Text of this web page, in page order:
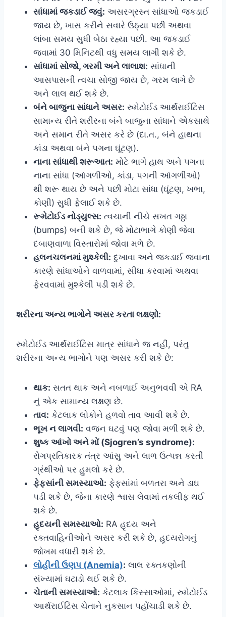
સાંધામાં જકડાઈ જવું: અસરગ્રસ્ત સાંધાઓ જકડાઈ
જાય છે, ખાસ કરીને સવારે ઉઠ્યા પછી અથવા
લાંબા સમય સુધી બેઠા રહ્યા પછી. આ જકડાઈ
જવામાં 30 મિનિટથી વધુ સમય લાગી શકે છે.
સાંધામાં સોજો, ગરમી અને લાલાશ: સાંધાની
આસપાસની ત્વચા સોજી જાય છે, ગરમ લાગે છે
અને લાલ થઈ શકે છે.
બંને બાજુના સાંધાને અસર: રુમેટોઈડ આર્થરાઈટિસ
સામાન્ય રીતે શરીરના બંને બાજુના સાંધાને એકસાથે
અને સમાન રીતે અસર કરે છે (દા.ત., બંને હાથના
કાંડા અથવા બંને પગના ઘૂંટણ).
નાના સાંધાથી શરૂઆત: મોટે ભાગે હાથ અને પગના
નાના સાંધા (આંગળીઓ, કાંડા, પગની આંગળીઓ)
થી શરૂ થાય છે અને પછી મોટા સાંધા (ઘૂંટણ, ખભા,
કોણી) સુધી ફેલાઈ શકે છે.
રૂમેટોઈડ નોડ્યુલ્સ: ત્વચાની નીચે સખત ગઠ્ઠા
(bumps) બની શકે છે, જે મોટાભાગે કોણી જેવા
દબાણવાળા વિસ્તારોમાં જોવા મળે છે.
હલનચલનમાં મુશ્કેલી: દુખાવા અને જકડાઈ જવાના
કારણે સાંધાઓને વાળવામાં, સીધા કરવામાં અથવા
ફેરવવામાં મુશ્કેલી પડી શકે છે.
શરીરના અન્ય ભાગોને અસર કરતા લક્ષણો:
રુમેટોઈડ આર્થરાઈટિસ માત્ર સાંધાને જ નહીં, પરંતુ
શરીરના અન્ય ભાગોને પણ અસર કરી શકે છે:
થાક: સતત થાક અને નબળાઈ અનુભવવી એ RA
નું એક સામાન્ય લક્ષણ છે.
તાવ: કેટલાક લોકોને હળવો તાવ આવી શકે છે.
ભૂખ ન લાગવી: વજન ઘટવું પણ જોવા મળી શકે છે.
શુષ્ક આંખો અને મોં (Sjogren’s syndrome):
રોગપ્રતિકારક તંત્ર આંસુ અને લાળ ઉત્પન્ન કરતી
ગ્રંથીઓ પર હુમલો કરે છે.
ફેફસાંની સમસ્યાઓ: ફેફસાંમાં બળતરા અને ડાઘ
પડી શકે છે, જેના કારણે શ્વાસ લેવામાં તકલીફ થઈ
શકે છે.
હૃદયની સમસ્યાઓ: RA હૃદય અને
રક્તવાહિનીઓને અસર કરી શકે છે, હૃદયરોગનું
જોખમ વધારી શકે છે.
લોહીની ઉણપ (Anemia): લાલ રક્તકણોની
સંખ્યામાં ઘટાડો થઈ શકે છે.
ચેતાની સમસ્યાઓ: કેટલાક કિસ્સાઓમાં, રુમેટોઈડ
આર્થરાઈટિસ ચેતાને નુકસાન પહોંચાડી શકે છે.